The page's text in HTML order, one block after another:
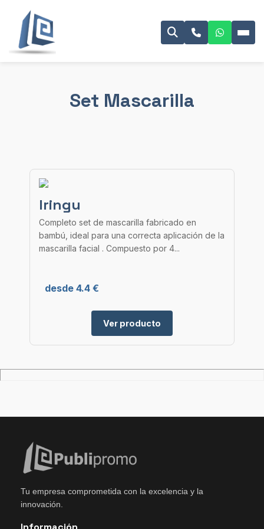
Set Mascarilla
Iringu
Completo set de mascarilla fabricado en
bambú, ideal para una correcta aplicación de la
mascarilla facial . Compuesto por 4...
desde 4.4 €
Ver producto
Tu empresa comprometida con la excelencia y la
innovación.